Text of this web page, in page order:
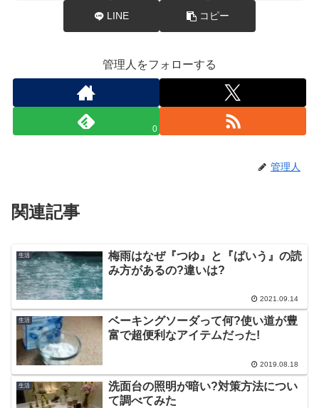
LINE コピー
管理人をフォローする
0
管理人
関連記事
生活
梅雨はなぜ『つゆ』と『ばいう』の読
み方があるの?違いは?
2021.09.14
生活
ベーキングソーダって何?使い道が豊
富で超便利なアイテムだった!
2019.08.18
生活
洗面台の照明が暗い?対策方法につい
て調べてみた